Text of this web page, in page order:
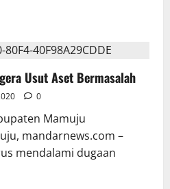
Usut Aset Bermasalah
0
Mamuju
mandarnews.com –
mendalami dugaan